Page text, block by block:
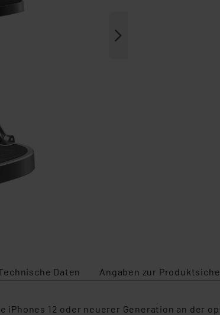
Daten Angaben zur
12 oder neuerer Generation an der